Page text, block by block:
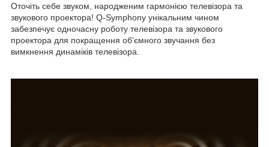
Оточіть себе звуком, народженим гармонією телевізора та
звукового проектора! Q-Symphony унікальним чином
забезпечує одночасну роботу телевізора та звукового
проектора для покращення об'ємного звучання без
вимкнення динаміків телевізора.